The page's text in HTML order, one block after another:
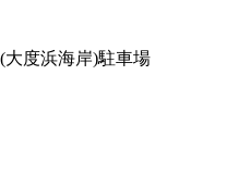
度浜海岸)駐車場